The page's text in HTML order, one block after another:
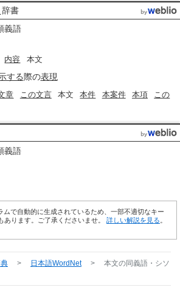
辞書
義語
内容 本文
する際の表現
章 この文言 本文 本件 本案件 本項
この
義語
ムで自動的に生成されているため、一部不適切なキー
あります。ご了承くださいませ。 詳しい解説を見る
> 日本語WordNet > 本文の同義語・シソ